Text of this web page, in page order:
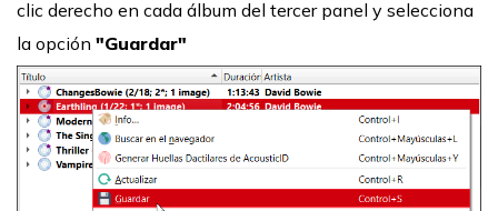
clic derecho en cada álbum del tercer panel y selecciona
la opción "Guardar"